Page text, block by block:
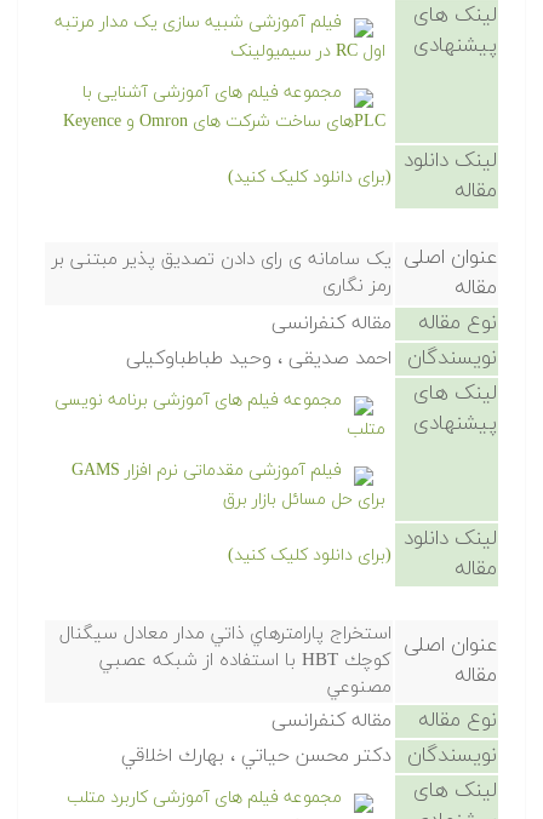
لینک های
پیشنهادی
فیلم آموزشی شبیه سازی یک مدار مرتبه
اول RC در سیمیولینک
مجموعه فیلم های آموزشی آشنایی با
PLCهای ساخت شرکت های Omron و Keyence
لینک دانلود
مقاله
(برای دانلود کلیک کنید)
عنوان اصلی
مقاله
یک سامانه ی رای دادن تصدیق پذیر مبتنی بر
رمز نگاری
نوع مقاله مقاله کنفرانسی
نویسندگان احمد صدیقی ، وحید طباطباوکیلی
لینک های
پیشنهادی
مجموعه فیلم های آموزشی برنامه نویسی
متلب
فیلم آموزشی مقدماتی نرم افزار GAMS
برای حل مسائل بازار برق
لینک دانلود
مقاله
(برای دانلود کلیک کنید)
عنوان اصلی
مقاله
استخراج پارامترهاي ذاتي مدار معادل سيگنال
كوچك HBT با استفاده از شبكه عصبي
مصنوعي
نوع مقاله مقاله کنفرانسی
نویسندگان دكتر محسن حياتي ، بهارك اخلاقي
لینک های
مجموعه فیلم های آموزشی کاربرد متلب